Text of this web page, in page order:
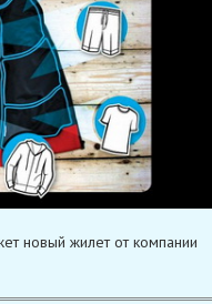
новый жилет от компании